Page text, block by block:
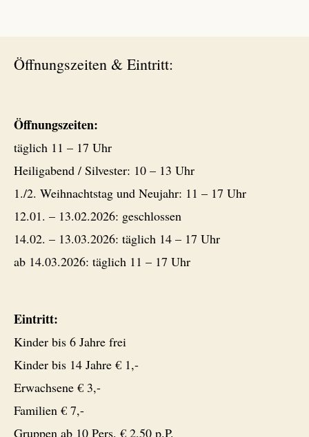
Öffnungszeiten & Eintritt:
Öffnungszeiten:
täglich 11 – 17 Uhr
Heiligabend / Silvester: 10 – 13 Uhr
1./2. Weihnachtstag und Neujahr: 11 – 17 Uhr
12.01. – 13.02.2026: geschlossen
14.02. – 13.03.2026: täglich 14 – 17 Uhr
ab 14.03.2026: täglich 11 – 17 Uhr
Eintritt:
Kinder bis 6 Jahre frei
Kinder bis 14 Jahre € 1,-
Erwachsene € 3,-
Familien € 7,-
Gruppen ab 10 Pers. € 2,50 p.P.